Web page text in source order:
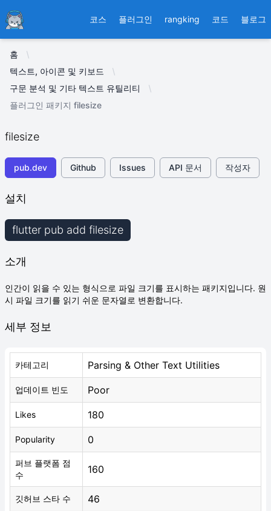
Ducafecat 코스 플러그인 rangking 코드 블로그
홈
텍스트, 아이콘 및 키보드
구문 분석 및 기타 텍스트 유틸리티
플러그인 패키지 filesize
filesize
pub.dev Github Issues API 문서 작성자
설치
flutter pub add filesize
소개
인간이 읽을 수 있는 형식으로 파일 크기를 표시하는 패키지입니다. 원
시 파일 크기를 읽기 쉬운 문자열로 변환합니다.
세부 정보
카테고리 Parsing & Other Text Utilities
업데이트 빈도 Poor
Likes 180
Popularity 0
퍼브 플랫폼 점
수
160
깃허브 스타 수 46